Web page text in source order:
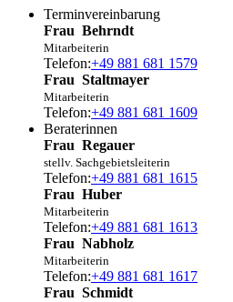
Terminvereinbarung
Frau Behrndt
Mitarbeiterin
Telefon:+49 881 681 1579
Frau Staltmayer
Mitarbeiterin
Telefon:+49 881 681 1609
Beraterinnen
Frau Regauer
stellv. Sachgebietsleiterin
Telefon:+49 881 681 1615
Frau Huber
Mitarbeiterin
Telefon:+49 881 681 1613
Frau Nabholz
Mitarbeiterin
Telefon:+49 881 681 1617
Frau Schmidt